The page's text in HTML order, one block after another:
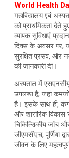
World Health
महाविद्यालय एवं
को प्राथमिकता देते
व्यापक सुविधाएं
दिवस के अवसर पर,
सुरक्षित प्रसव, और
की जानकारी दी।
अस्पताल में
उपलब्ध है, जहां
है। इसके साथ ही,
और शारीरिक विकास
चिकित्सिकीय जांच
जीएमसीएच, पूर्णिया
जीवन के लिए